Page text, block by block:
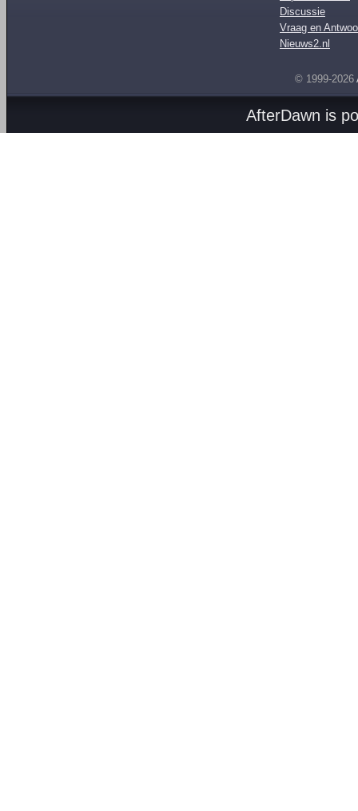
Discussie
Vraag en
Nieuws2.nl
© 1999-2026
AfterDawn is